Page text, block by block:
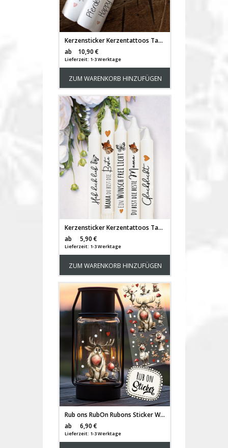
Kerzensticker Kerzentattoos Tattoofolie Pferd Pferde Glück Liebe Horse für Kerzen oder Keramik A4 Bogen DIY Stickerbogen für bis zu 15 Kerzen kst50
ab
10,90 €
Lieferzeit: 1-3 Werktage
ZUM WARENKORB HINZUFÜGEN
Kerzensticker Kerzentattoos Tattoofolie Geschenk Glückslicht Glück Fuchs Beste Mom Mama für Kerzen oder Keramik A6 Bogen DIY Stickerbogen für bis zu 11 Kerzen kst66
ab
5,90 €
Lieferzeit: 1-3 Werktage
ZUM WARENKORB HINZUFÜGEN
Rub ons RubOn Rubons Sticker Weihnachten Weihnachtssticker Weihnachtsmotive Tiere Rentiere Rentier Elche Elch DIN lang rb37
ab
6,90 €
Lieferzeit: 1-3 Werktage